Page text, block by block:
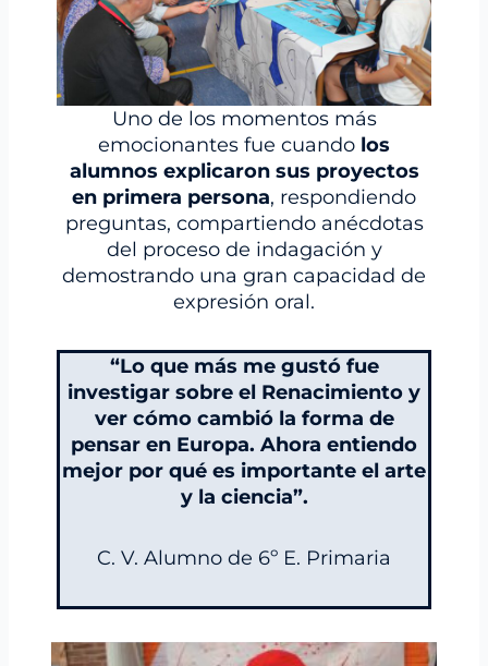
Uno de los momentos más
emocionantes fue cuando los
alumnos explicaron sus proyectos
en primera persona, respondiendo
preguntas, compartiendo anécdotas
del proceso de indagación y
demostrando una gran capacidad de
expresión oral.
“Lo que más me gustó fue
investigar sobre el Renacimiento y
ver cómo cambió la forma de
pensar en Europa. Ahora entiendo
mejor por qué es importante el arte
y la ciencia”.
C. V. Alumno de 6º E. Primaria